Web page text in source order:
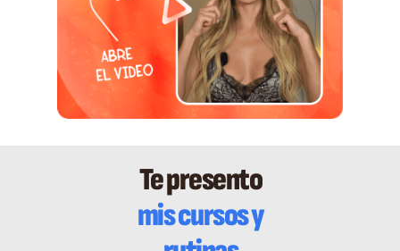
Te presento
mis cursos y